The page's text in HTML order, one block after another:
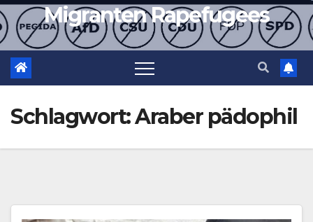
Migranten Rapefugees
Schlagwort:Araber pädophil